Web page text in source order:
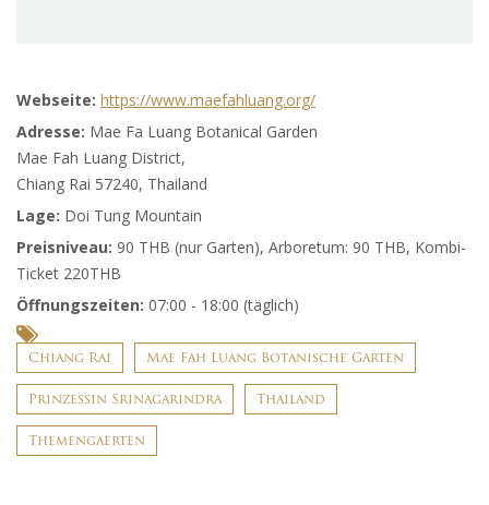
Webseite: https://www.maefahluang.org/
Adresse: Mae Fa Luang Botanical Garden
Mae Fah Luang District,
Chiang Rai 57240, Thailand
Lage: Doi Tung Mountain
Preisniveau: 90 THB (nur Garten), Arboretum: 90 THB, Kombi-
Ticket 220THB
Öffnungszeiten: 07:00 - 18:00 (täglich)
Chiang Rai Mae Fah Luang Botanische Garten
Prinzessin Srinagarindra Thailand
Themengaerten